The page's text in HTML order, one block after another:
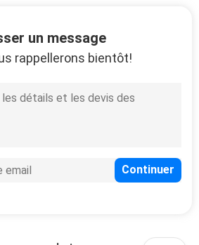
un message
rappellerons bientôt!